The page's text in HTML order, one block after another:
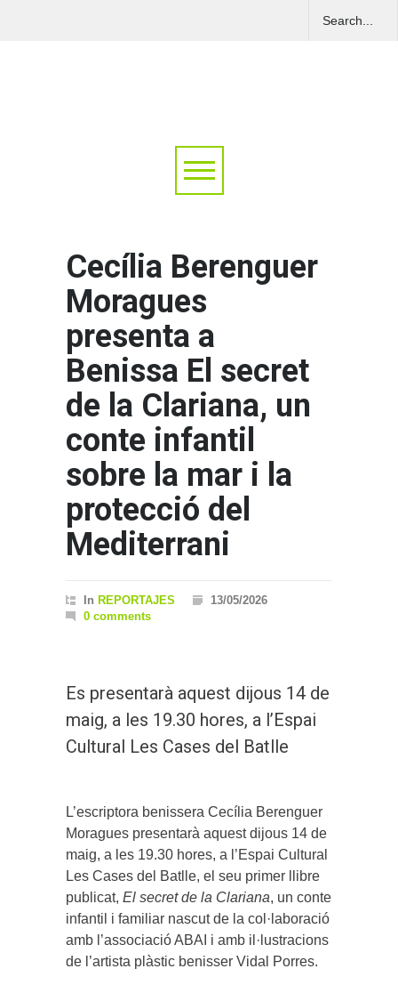
Cecília Berenguer
Moragues
presenta a
Benissa El secret
de la Clariana, un
conte infantil
sobre la mar i la
protecció del
Mediterrani
In REPORTAJES
13/05/2026
0 comments
Es presentarà aquest dijous 14 de
maig, a les 19.30 hores, a l’Espai
Cultural Les Cases del Batlle
L’escriptora benissera Cecília Berenguer
Moragues presentarà aquest dijous 14 de
maig, a les 19.30 hores, a l’Espai Cultural
Les Cases del Batlle, el seu primer llibre
publicat, El secret de la Clariana, un conte
infantil i familiar nascut de la col·laboració
amb l’associació ABAI i amb il·lustracions
de l’artista plàstic benisser Vidal Porres.